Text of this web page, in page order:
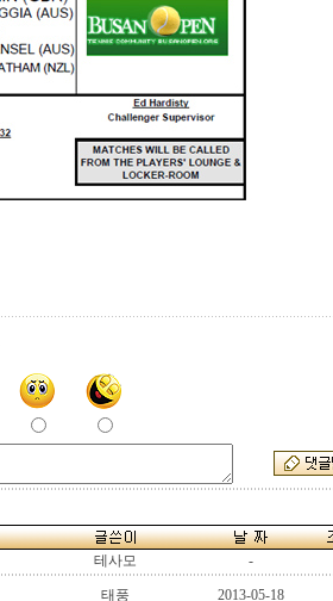
테사모 -
태풍 2013-05-18